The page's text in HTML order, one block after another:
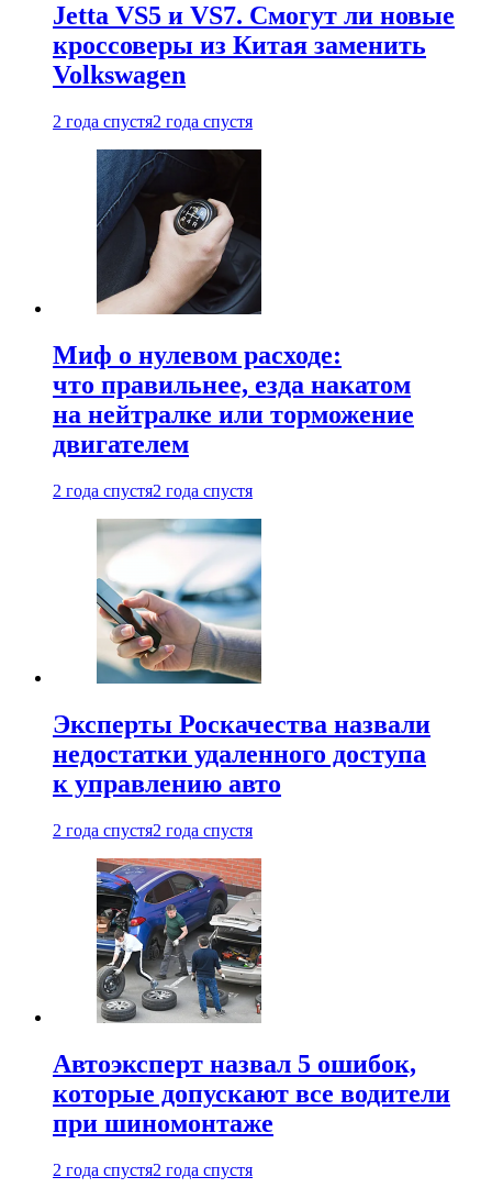
Jetta VS5 и VS7. Смогут ли новые
кроссоверы из Китая заменить
Volkswagen
2 года спустя2 года спустя
Миф о нулевом расходе:
что правильнее, езда накатом
на нейтралке или торможение
двигателем
2 года спустя2 года спустя
Эксперты Роскачества назвали
недостатки удаленного доступа
к управлению авто
2 года спустя2 года спустя
Автоэксперт назвал 5 ошибок,
которые допускают все водители
при шиномонтаже
2 года спустя2 года спустя